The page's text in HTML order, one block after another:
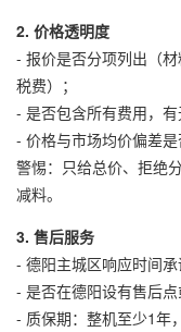
2. 价格透明度
- 报价是否分项列出（材
税费）；
- 是否包含所有费用，有
- 价格与市场均价偏差是
警惕：只给总价、拒绝
减料。
3. 售后服务
- 德阳主城区响应时间承
- 是否在德阳设有售后点
- 质保期：整机至少1年